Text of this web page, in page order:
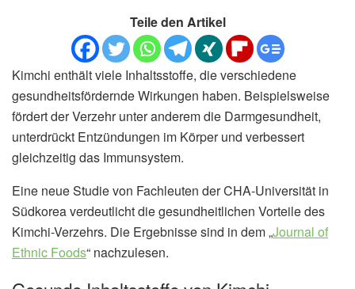
Teile den Artikel
Kimchi enthält viele Inhaltsstoffe, die verschiedene
gesundheitsfördernde Wirkungen haben. Beispielsweise
fördert der Verzehr unter anderem die Darmgesundheit,
unterdrückt Entzündungen im Körper und verbessert
gleichzeitig das Immunsystem.
Eine neue Studie von Fachleuten der CHA-Universität in
Südkorea verdeutlicht die gesundheitlichen Vorteile des
Kimchi-Verzehrs. Die Ergebnisse sind in dem „Journal of
Ethnic Foods“ nachzulesen.